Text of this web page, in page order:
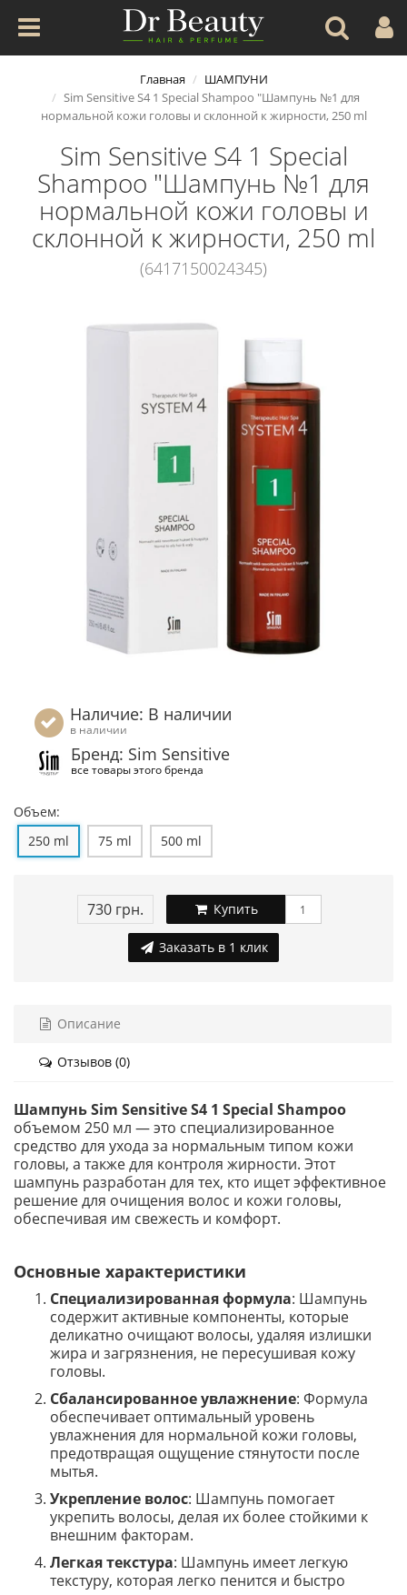
Главная
ШАМПУНИ
Sim Sensitive S4 1 Special Shampoo "Шампунь №1 для
нормальной кожи головы и склонной к жирности, 250 ml
Sim Sensitive S4 1 Special
Shampoo "Шампунь №1 для
нормальной кожи головы и
склонной к жирности, 250 ml
(6417150024345)
Наличие: В наличии
в наличии
Бренд: Sim Sensitive
все товары этого бренда
Объем:
250 ml
75 ml 500 ml
730 грн. Купить
Заказать в 1 клик
Описание
Отзывов (0)
Шампунь Sim Sensitive S4 1 Special Shampoo
объемом 250 мл — это специализированное
средство для ухода за нормальным типом кожи
головы, а также для контроля жирности. Этот
шампунь разработан для тех, кто ищет эффективное
решение для очищения волос и кожи головы,
обеспечивая им свежесть и комфорт.
Основные характеристики
Специализированная формула: Шампунь
содержит активные компоненты, которые
деликатно очищают волосы, удаляя излишки
жира и загрязнения, не пересушивая кожу
головы.
Сбалансированное увлажнение: Формула
обеспечивает оптимальный уровень
увлажнения для нормальной кожи головы,
предотвращая ощущение стянутости после
мытья.
Укрепление волос: Шампунь помогает
укрепить волосы, делая их более стойкими к
внешним факторам.
Легкая текстура: Шампунь имеет легкую
текстуру, которая легко пенится и быстро